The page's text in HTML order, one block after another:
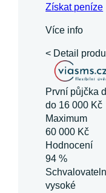
Získatpeníze
Více info
< Detail
První půjčka
do 16 000 Kč
Maximum
60 000 Kč
Hodnocení
94 %
vysoké